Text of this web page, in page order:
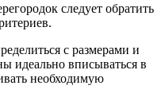
следует обратить
с размерами и
идеально вписываться в
необходимую